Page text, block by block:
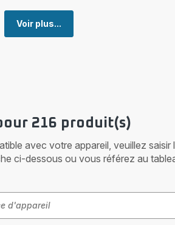
Voir plus...
216 produit(s)
avec votre appareil, veuillez
ci-dessous ou vous référez au